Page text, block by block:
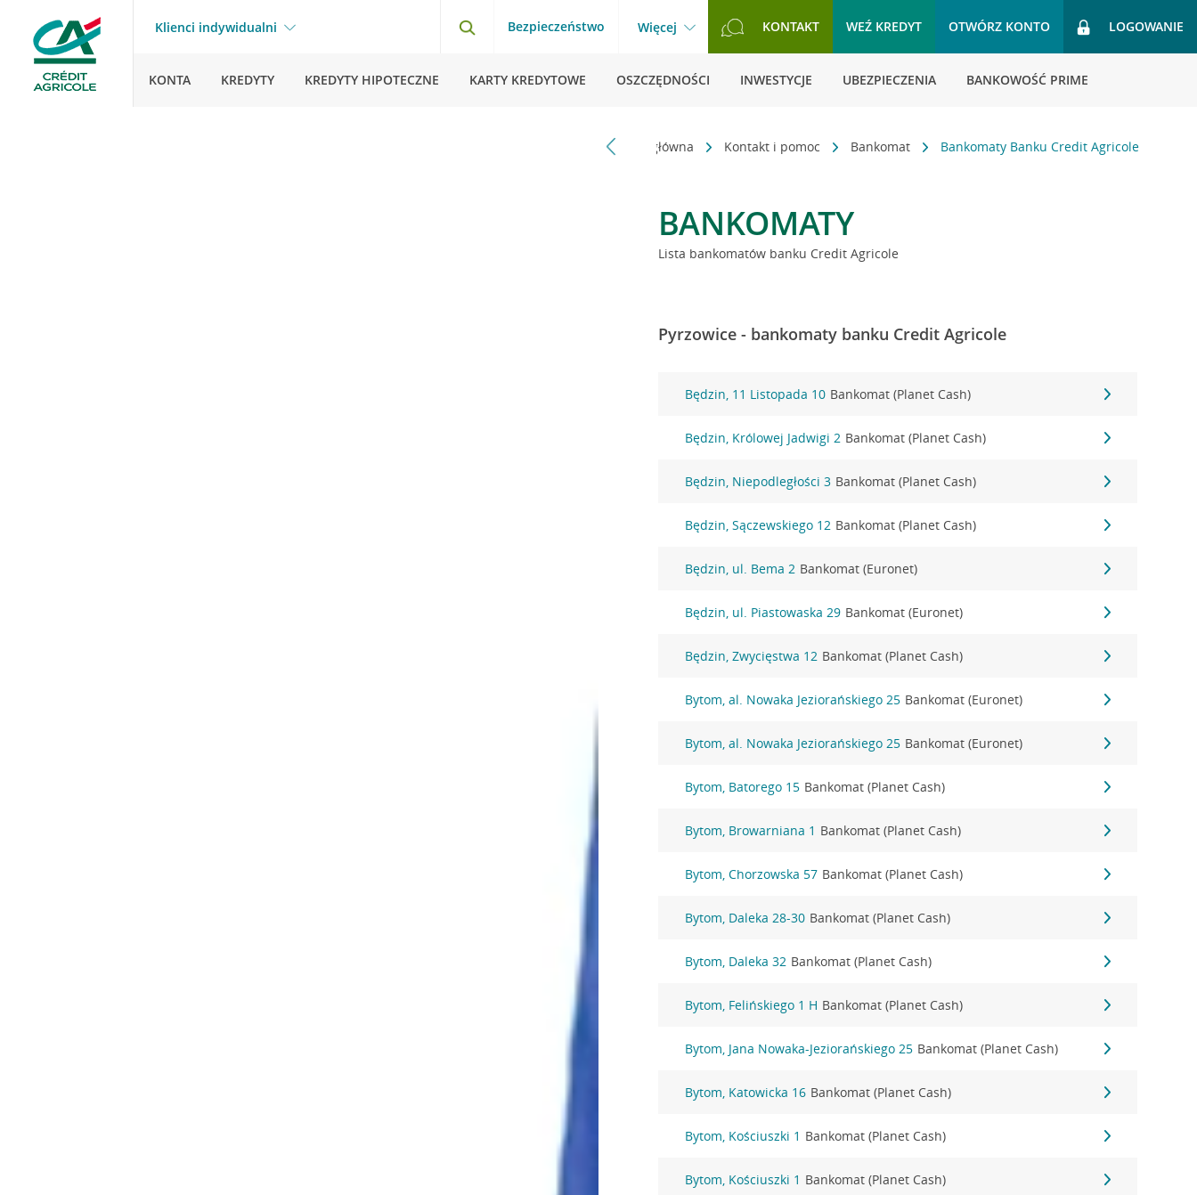
Klienci indywidualni Bezpieczeństwo Więcej KONTAKT WEŹ KREDYT OTWÓRZ KONTO LOGOWANIE
KONTA KREDYTY KREDYTY HIPOTECZNE KARTY KREDYTOWE OSZCZĘDNOŚCI INWESTYCJE UBEZPIECZENIA BANKOWOŚĆ PRIME
Strona główna Kontakt i pomoc Bankomat Bankomaty Banku Credit Agricole
BANKOMATY
Lista bankomatów banku Credit Agricole
Pyrzowice - bankomaty banku Credit Agricole
Będzin, 11 Listopada 10 Bankomat (Planet Cash)
Będzin, Królowej Jadwigi 2 Bankomat (Planet Cash)
Będzin, Niepodległości 3 Bankomat (Planet Cash)
Będzin, Sączewskiego 12 Bankomat (Planet Cash)
Będzin, ul. Bema 2 Bankomat (Euronet)
Będzin, ul. Piastowaska 29 Bankomat (Euronet)
Będzin, Zwycięstwa 12 Bankomat (Planet Cash)
Bytom, al. Nowaka Jeziorańskiego 25 Bankomat (Euronet)
Bytom, al. Nowaka Jeziorańskiego 25 Bankomat (Euronet)
Bytom, Batorego 15 Bankomat (Planet Cash)
Bytom, Browarniana 1 Bankomat (Planet Cash)
Bytom, Chorzowska 57 Bankomat (Planet Cash)
Bytom, Daleka 28-30 Bankomat (Planet Cash)
Bytom, Daleka 32 Bankomat (Planet Cash)
Bytom, Felińskiego 1 H Bankomat (Planet Cash)
Bytom, Jana Nowaka-Jeziorańskiego 25 Bankomat (Planet Cash)
Bytom, Katowicka 16 Bankomat (Planet Cash)
Bytom, Kościuszki 1 Bankomat (Planet Cash)
Bytom, Kościuszki 1 Bankomat (Planet Cash)